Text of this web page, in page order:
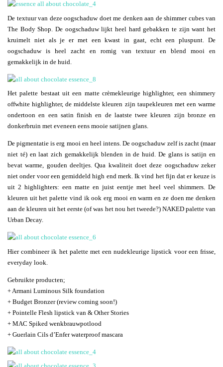
De textuur van deze oogschaduw doet me denken aan de shimmer cubes van
The Body Shop. De oogschaduw lijkt heel hard gebakken te zijn want het
kruimelt niet als je er met een kwast in gaat, echt een pluspunt. De
oogschaduw is heel zacht en romig van textuur en blend mooi en
gemakkelijk in de huid.
Het palette bestaat uit een matte crèmekleurige highlighter, een shimmery
offwhite highlighter, de middelste kleuren zijn taupekleuren met een warme
ondertoon en een satin finish en de laatste twee kleuren zijn bronze en
donkerbruin met eveneen eens mooie satijnen glans.
De pigmentatie is erg mooi en heel intens. De oogschaduw zelf is zacht (maar
niet té) en laat zich gemakkelijk blenden in de huid. De glans is satijn en
bevat warme, gouden deeltjes. Qua kwaliteit doet deze oogschaduw zeker
niet onder voor een gemiddeld high end merk. Ik vind het fijn dat er keuze is
uit 2 highlighters: een matte en juist eentje met heel veel shimmers. De
kleuren uit het palette vind ik ook erg mooi en warm en ze doen me denken
aan de kleuren uit het eerste (of was het nou het tweede?) NAKED palette van
Urban Decay.
Hier combineer ik het palette met een nudekleurige lipstick voor een frisse,
everyday look.
Gebruikte producten;
+ Armani Luminous Silk foundation
+ Budget Bronzer (review coming soon!)
+ Pointelle Flesh lipstick van & Other Stories
+ MAC Spiked wenkbrauwpotlood
+ Guerlain Cils d’Enfer waterproof mascara